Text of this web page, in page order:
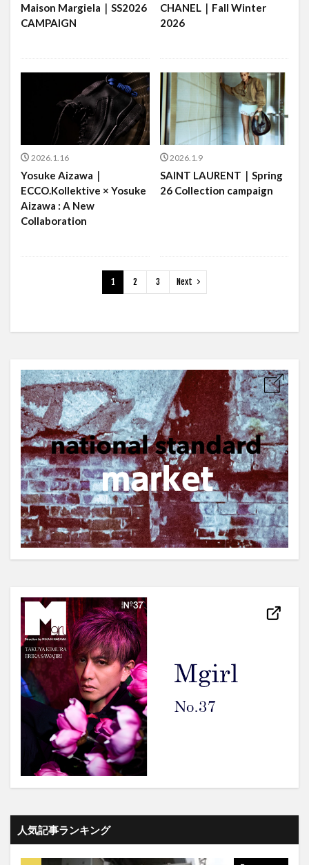
Maison Margiela｜SS2026
CAMPAIGN
CHANEL｜Fall Winter
2026
2026.1.16
Yosuke Aizawa｜
ECCO.Kollektive × Yosuke
Aizawa : A New
Collaboration
2026.1.9
SAINT LAURENT｜Spring
26 Collection campaign
1 2 3 Next
人気記事ランキング